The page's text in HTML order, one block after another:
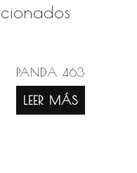
PANDA 463
LEER MÁS